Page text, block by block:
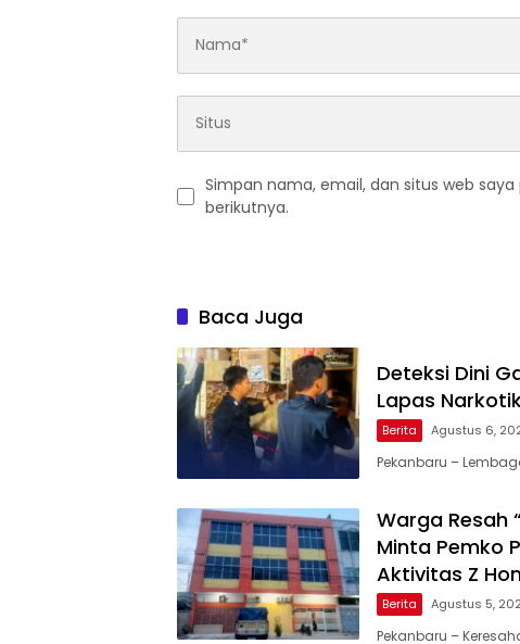
Simpan nama, email, dan situs web
berikutnya.
Baca Juga
Deteksi Dini
Lapas
Berita Agustus 6,
Pekanbaru –
Warga Resah
Minta Pemko
Aktivitas Z
Berita Agustus 5,
Pekanbaru –